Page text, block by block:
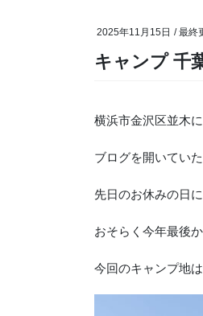
2025年11月15日 / 最終
キャンプ 千
横浜市金沢区並木
ブログを開いてい
先日のお休みの日
おそらく今年最後
今回のキャンプ地は